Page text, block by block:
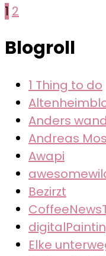
der
Seite
1 Seite
2
Blogroll
1 Thing to do
Anders
Andreas
Awapi
Bezirzt
Elke